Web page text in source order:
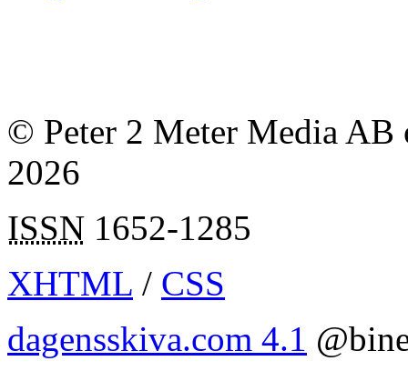
© Peter 2 Meter Media AB
2026
ISSN 1652-1285
XHTML / CSS
dagensskiva.com 4.1